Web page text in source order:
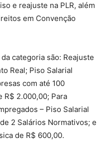
e reajuste na PLR, além
em Convenção
categoria são: Reajuste
Real; Piso Salarial
com até 100
R$ 2.000,00; Para
– Piso Salarial
2 Salários Normativos; e
de R$ 600,00.